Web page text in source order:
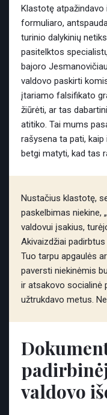
Klastotę
formuliaro,
turinio dalykinių
pasitelktos
bajoro
valdovo paskirti
įtariamo falsifikato
žiūrėti, ar tas
atitiko. Tai mums
rašysena ta pati,
betgi matyti, kad tas
Nustačius klastotę,
paskelbimas niekine,
valdovui įsakius,
Akivaizdžiai
Tuo tarpu apgaulės
paversti niekinėmis
ir atsakovo socialinė
užtrukdavo metus.
valdovo